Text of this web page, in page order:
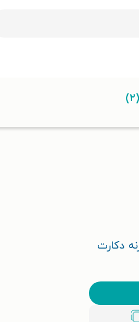
دکارت